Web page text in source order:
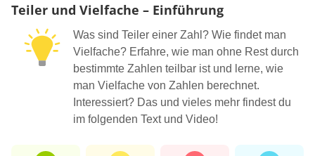
Teiler und Vielfache – Einführung
Was sind Teiler einer Zahl? Wie findet man
Vielfache? Erfahre, wie man ohne Rest durch
bestimmte Zahlen teilbar ist und lerne, wie
man Vielfache von Zahlen berechnet.
Interessiert? Das und vieles mehr findest du
im folgenden Text und Video!